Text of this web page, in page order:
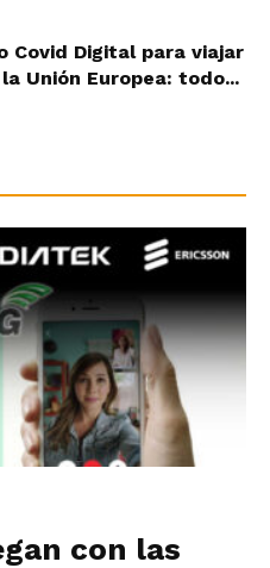
Covid Digital para viajar
Unión Europea: todo...
con las